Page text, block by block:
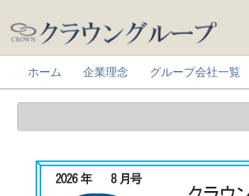
ホーム 企業理念 グループ会社一覧